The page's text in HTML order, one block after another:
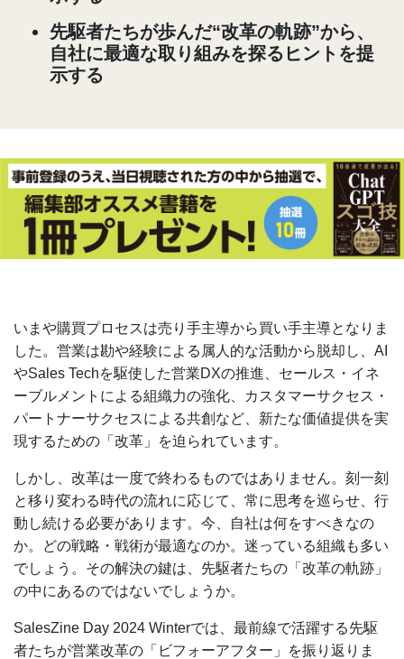
先駆者たちが歩んだ“改革の軌跡”から、
自社に最適な取り組みを探るヒントを提
示する
いまや購買プロセスは売り手主導から買い手主導となりま
した。営業は勘や経験による属人的な活動から脱却し、AI
やSales Techを駆使した営業DXの推進、セールス・イネ
ーブルメントによる組織力の強化、カスタマーサクセス・
パートナーサクセスによる共創など、新たな価値提供を実
現するための「改革」を迫られています。
しかし、改革は一度で終わるものではありません。刻一刻
と移り変わる時代の流れに応じて、常に思考を巡らせ、行
動し続ける必要があります。今、自社は何をすべきなの
か。どの戦略・戦術が最適なのか。迷っている組織も多い
でしょう。その解決の鍵は、先駆者たちの「改革の軌跡」
の中にあるのではないでしょうか。
SalesZine Day 2024 Winterでは、最前線で活躍する先駆
者たちが営業改革の「ビフォーアフター」を振り返りま